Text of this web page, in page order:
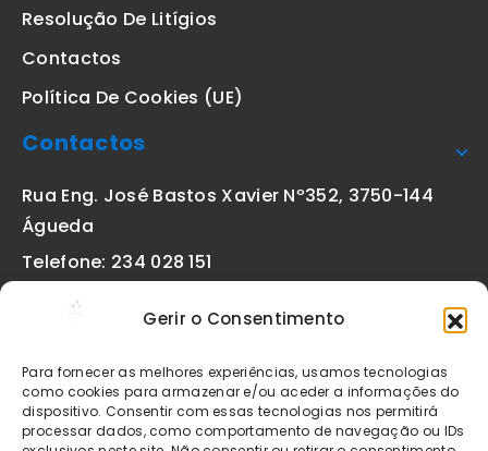
Gerir o Consentimento
Para fornecer as melhores experiências, usamos tecnologias
como cookies para armazenar e/ou aceder a informações do
dispositivo. Consentir com essas tecnologias nos permitirá
processar dados, como comportamento de navegação ou IDs
Resolução De Litígios
Contactos
Política De Cookies (UE)
Contactos
Rua Eng. José Bastos Xavier Nº352, 3750-144
Águeda
Telefone: 234 028 151
geral@etiquetas-online.pt
Os preços indicados incluem IVA à taxa legal em vigor. Todos